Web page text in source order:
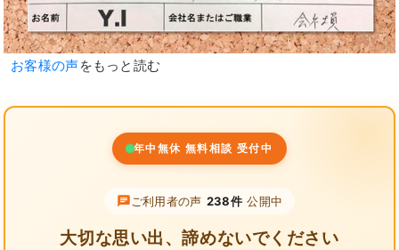
お客様の声をもっと読む
年中無休 無料相談 受付中
ご利用者の声 238件 公開中
大切な思い出、諦めないでください